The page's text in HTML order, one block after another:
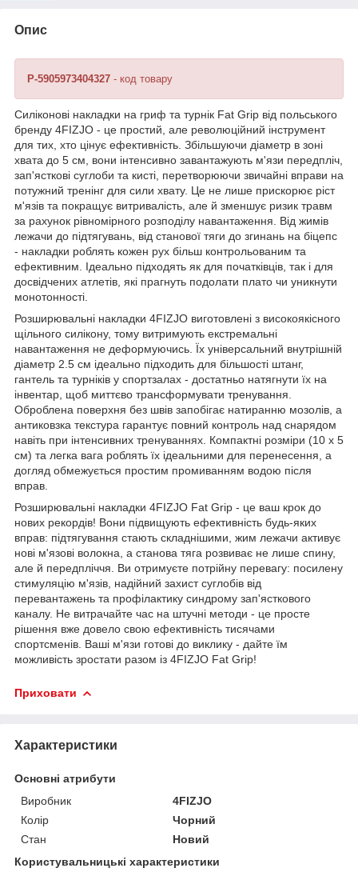
Опис
P-5905973404327 - код товару
Силіконові накладки на гриф та турнік Fat Grip від польського
бренду 4FIZJO - це простий, але революційний інструмент
для тих, хто цінує ефективність. Збільшуючи діаметр в зоні
хвата до 5 см, вони інтенсивно завантажують м'язи передпліч,
зап'ясткові суглоби та кисті, перетворюючи звичайні вправи на
потужний тренінг для сили хвату. Це не лише прискорює ріст
м'язів та покращує витривалість, але й зменшує ризик травм
за рахунок рівномірного розподілу навантаження. Від жимів
лежачи до підтягувань, від станової тяги до згинань на біцепс
- накладки роблять кожен рух більш контрольованим та
ефективним. Ідеально підходять як для початківців, так і для
досвідчених атлетів, які прагнуть подолати плато чи уникнути
монотонності.
Розширювальні накладки 4FIZJO виготовлені з високоякісного
щільного силікону, тому витримують екстремальні
навантаження не деформуючись. Їх універсальний внутрішній
діаметр 2.5 см ідеально підходить для більшості штанг,
гантель та турніків у спортзалах - достатньо натягнути їх на
інвентар, щоб миттєво трансформувати тренування.
Оброблена поверхня без швів запобігає натиранню мозолів, а
антиковзка текстура гарантує повний контроль над снарядом
навіть при інтенсивних тренуваннях. Компактні розміри (10 x 5
см) та легка вага роблять їх ідеальними для перенесення, а
догляд обмежується простим промиванням водою після
вправ.
Розширювальні накладки 4FIZJO Fat Grip - це ваш крок до
нових рекордів! Вони підвищують ефективність будь-яких
вправ: підтягування стають складнішими, жим лежачи активує
нові м'язові волокна, а станова тяга розвиває не лише спину,
але й передпліччя. Ви отримуєте потрійну перевагу: посилену
стимуляцію м'язів, надійний захист суглобів від
перевантажень та профілактику синдрому зап'ясткового
каналу. Не витрачайте час на штучні методи - це просте
рішення вже довело свою ефективність тисячами
спортсменів. Ваші м'язи готові до виклику - дайте їм
можливість зростати разом із 4FIZJO Fat Grip!
Приховати
Характеристики
Основні атрибути
Виробник
4FIZJO
Колір
Чорний
Стан
Новий
Користувальницькі характеристики